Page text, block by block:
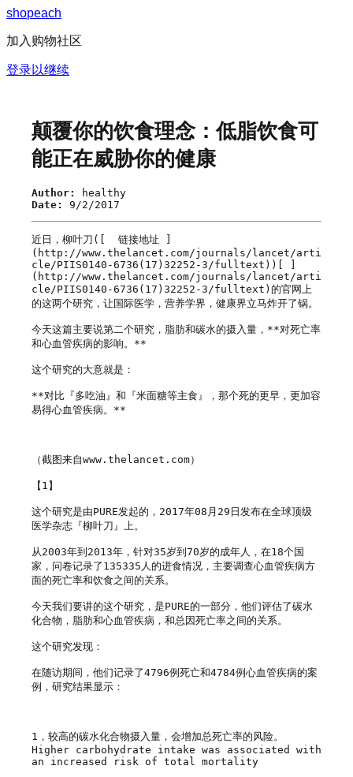
shopeach
加入购物社区
登录以继续
颠覆你的饮食理念：低脂饮食可
能正在威胁你的健康
Author:
healthy
Date:
9/2/2017
近日，柳叶刀([  链接地址 ]
(http://www.thelancet.com/journals/lancet/arti
cle/PIIS0140-6736(17)32252-3/fulltext))[ ]
(http://www.thelancet.com/journals/lancet/arti
cle/PIIS0140-6736(17)32252-3/fulltext)的官网上
的这两个研究，让国际医学，营养学界，健康界立马炸开了锅。
今天这篇主要说第二个研究，脂肪和碳水的摄入量，**对死亡率
和心血管疾病的影响。**
这个研究的大意就是：
**对比『多吃油』和『米面糖等主食』，那个死的更早，更加容
易得心血管疾病。**
（截图来自www.thelancet.com）
【1】
这个研究是由PURE发起的，2017年08月29日发布在全球顶级
医学杂志『柳叶刀』上。
从2003年到2013年，针对35岁到70岁的成年人，在18个国
家，问卷记录了135335人的进食情况，主要调查心血管疾病方
面的死亡率和饮食之间的关系。
今天我们要讲的这个研究，是PURE的一部分，他们评估了碳水
化合物，脂肪和心血管疾病，和总因死亡率之间的关系。
这个研究发现：
在随访期间，他们记录了4796例死亡和4784例心血管疾病的案
例，研究结果显示：
1，较高的碳水化合物摄入量，会增加总死亡率的风险。
Higher carbohydrate intake was associated with
an increased risk of total mortality